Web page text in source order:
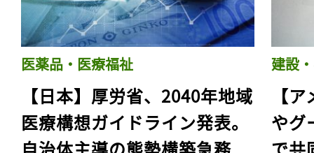
医薬品・医療福祉
【日本】厚労省、2040年地域
医療構想ガイドライン発表。
建設
【
やグ